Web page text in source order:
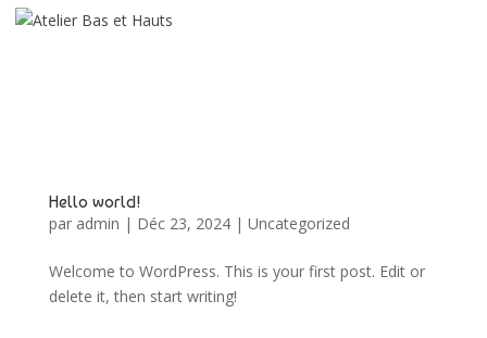
Hello world!
par admin | Déc 23, 2024| Uncategorized
Welcome to WordPress. This is your first post. Edit or
delete it, then start writing!